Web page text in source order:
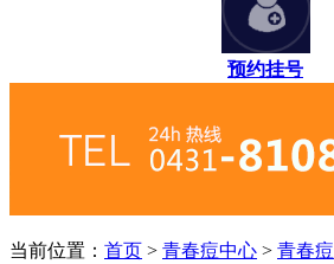
预约挂号
当前位置： 首页 > 青春痘中心 > 青春痘